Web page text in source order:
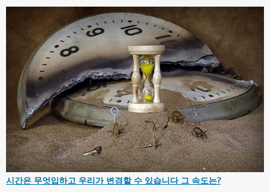
시간은 무엇입하고 우리가 변경할 수 있습니다 그 속도는?